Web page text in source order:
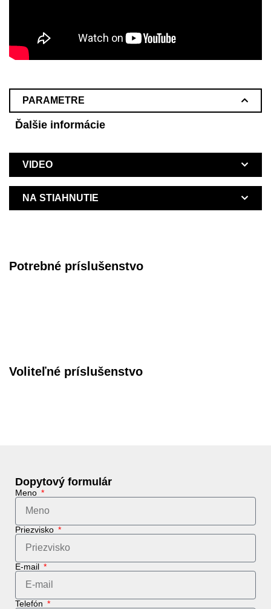
PARAMETRE
VIDEO
NA STIAHNUTIE
Ďalšie informácie
Potrebné príslušenstvo
Voliteľné príslušenstvo
Dopytový formulár
Meno
Priezvisko
E-mail
Telefón